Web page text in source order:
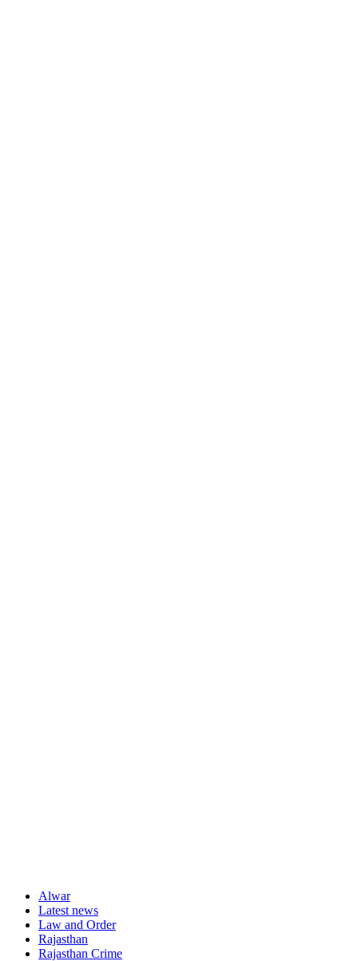
Alwar
Latest news
Law and Order
Rajasthan
Rajasthan Crime